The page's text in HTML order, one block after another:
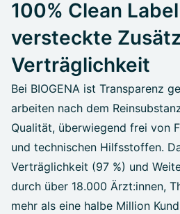
100% Clean
versteckte
Verträglichkeit
Bei BIOGENA ist Transparenz
arbeiten nach dem
Qualität, überwiegend frei von
und technischen Hilfsstoffen.
Verträglichkeit (97 %) und
durch über 18.000 Ärzt:innen,
mehr als eine halbe Million